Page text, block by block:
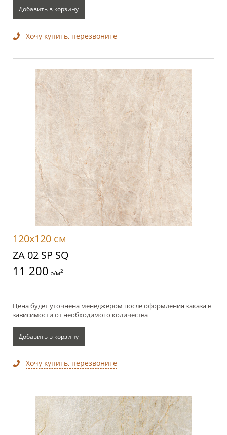
Добавить в корзину
Хочу купить, перезвоните
120x120 см
ZA 02 SP SQ
11 200 р/м2
Цена будет уточнена менеджером после оформления заказа в
зависимости от необходимого количества
Добавить в корзину
Хочу купить, перезвоните